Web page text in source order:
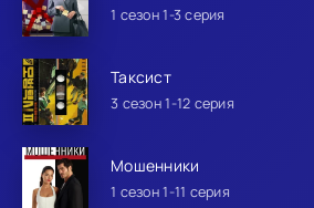
1 сезон 1-3 серия
Таксист
3 сезон 1-12 серия
Мошенники
1 сезон 1-11 серия